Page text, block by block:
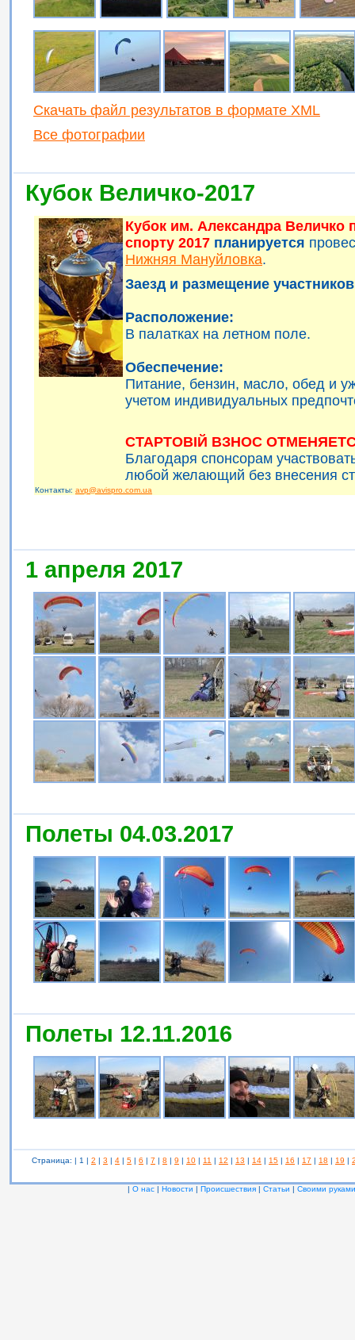
Скачать файл результатов в формате XML
Все фотографии
Кубок Величко-2017
Кубок им. Александра Величко
спорту 2017 планируется
Нижняя Мануйловка.
Заезд и размещение
Расположение:
В палатках на летном поле.
Обеспечение:
Питание, бензин, масло, обед и
учетом индивидуальных
СТАРТОВІЙ ВЗНОС
Благодаря спонсорам
любой желающий без внесения
Контакты: avp@avispro.com.ua
1 апреля 2017
Полеты 04.03.2017
Полеты 12.11.2016
Страница: | 1 | 2 | 3 | 4 | 5 | 6 | 7 | 8 | 9 | 10 | 11 | 12 | 13 | 14 | 15 | 16 | 17 | 18 | 19 |
| О нас | Новости | Происшествия | Статьи | Своими руками